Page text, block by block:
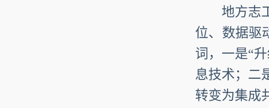
地方志工
位、数据驱
词，一是“
息技术；二
转变为集成